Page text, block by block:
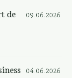
de
09.06.2026
04.06.2026